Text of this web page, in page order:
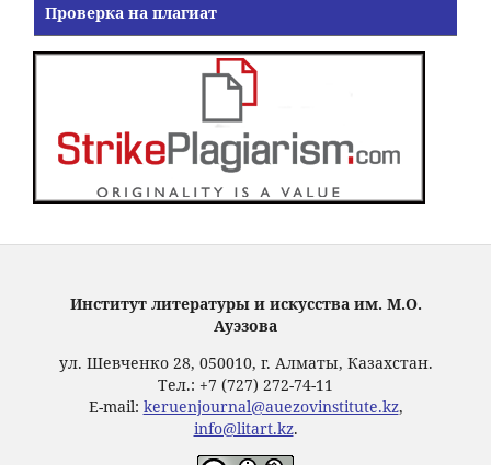
Проверка на плагиат
Институт литературы и искусства им. М.О.
Ауэзова
ул. Шевченко 28, 050010, г. Алматы, Казахстан.
Тел.: +7 (727) 272-74-11
E-mail: keruenjournal@auezovinstitute.kz,
info@litart.kz.